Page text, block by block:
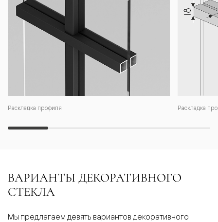
Раскладка профиля Раскладка
ВАРИАНТЫ ДЕКОРАТИВНОГО
СТЕКЛА
Мы предлагаем девять вариантов декоративного